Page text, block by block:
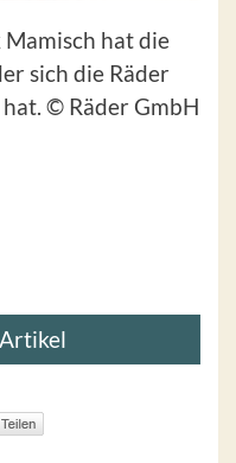
hat die
sich die Räder
© Räder GmbH